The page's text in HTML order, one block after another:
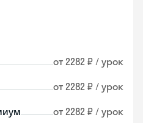
от 2282 ₽ / урок
от 2282 ₽ / урок
от 2282 ₽ / урок